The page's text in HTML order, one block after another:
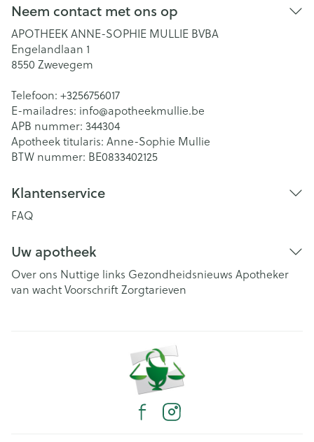
Neem contact met ons op
APOTHEEK ANNE-SOPHIE MULLIE BVBA
Engelandlaan 1
8550 Zwevegem
Telefoon: +3256756017
E-mailadres: info@apotheekmullie.be
APB nummer: 344304
Apotheek titularis: Anne-Sophie Mullie
BTW nummer: BE0833402125
Klantenservice
FAQ
Uw apotheek
Over ons Nuttige links Gezondheidsnieuws Apotheker
van wachtVoorschriftZorgtarieven